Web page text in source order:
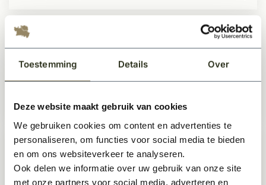
Toestemming Details Over
Deze website maakt gebruik van cookies
We gebruiken cookies om content en advertenties te
personaliseren, om functies voor social media te bieden
en om ons websiteverkeer te analyseren.
Ook delen we informatie over uw gebruik van onze site
met onze partners voor social media, adverteren en
Te bestellen
Kempisch kozijn met dubbele
Prijs op aanvraag
Te bestellen
Kempisch kozijn met dubbele
tuindeur model 3